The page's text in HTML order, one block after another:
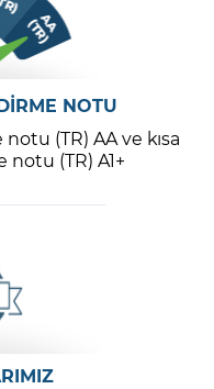
NOTU
(TR) AA ve kısa
(TR) A1+